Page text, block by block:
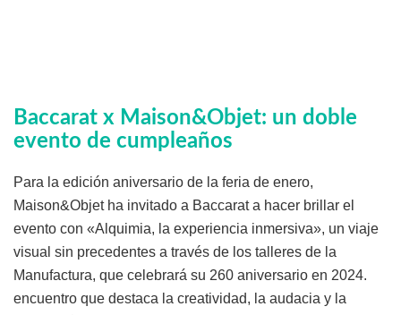
Baccarat x Maison&Objet: un doble
evento de cumpleaños
Para la edición aniversario de la feria de enero,
Maison&Objet ha invitado a Baccarat a hacer brillar el
evento con «Alquimia, la experiencia inmersiva», un viaje
visual sin precedentes a través de los talleres de la
Manufactura, que celebrará su 260 aniversario en 2024.
encuentro que destaca la creatividad, la audacia y la